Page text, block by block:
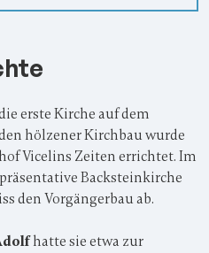
erste Kirche auf dem
hölzener Kirchbau wurde
Vicelins Zeiten errichtet. Im
Backsteinkirche
den Vorgängerbau ab.
hatte sie etwa zur